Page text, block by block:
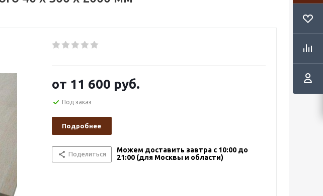
от 11 600 руб.
Под заказ
Подробнее
Поделиться
Можем доставить завтра с 10:00 до
21:00 (для Москвы и области)